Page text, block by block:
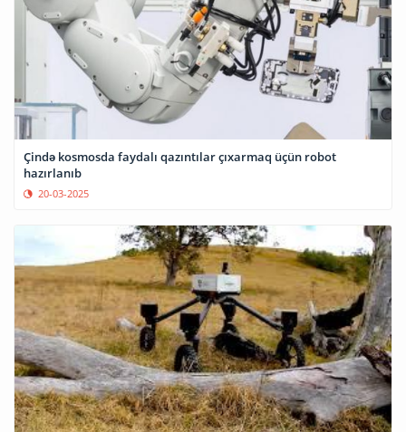
Çində kosmosda faydalı qazıntılar çıxarmaq üçün robot
hazırlanıb
20-03-2025